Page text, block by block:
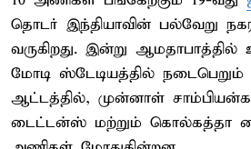
தொடர் இந்தியாவின் பல்வேறு
வருகிறது. இன்று
மோடி ஸ்டேடியத்தில் நடைபெறும்
ஆட்டத்தில், முன்னாள்
டைட்டன்ஸ் மற்றும் கொல்கத்தா